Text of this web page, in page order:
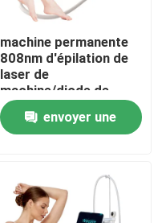
machine permanente
808nm d'épilation de
laser de
machine/diode de
l'épilation 808nm
envoyer une